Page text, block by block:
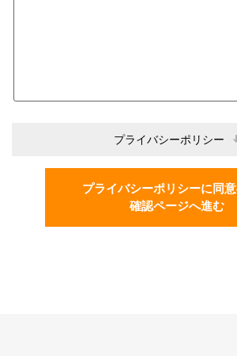
プライバシーポリシー
プライバシーポリシーに同意
確認ページへ進む